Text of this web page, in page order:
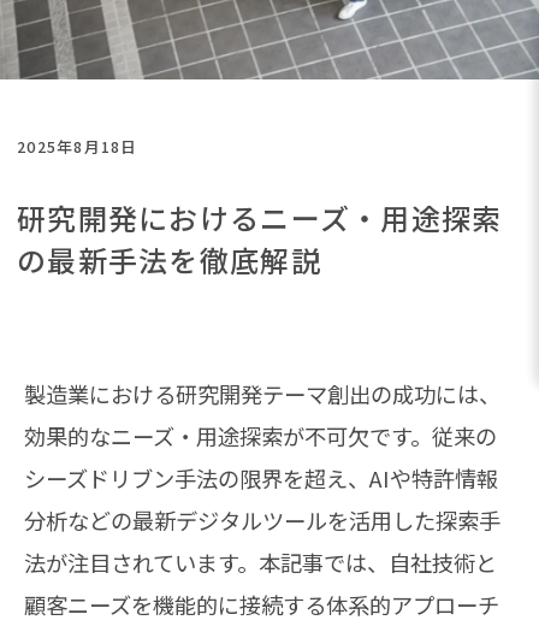
2025年8月18日
研究開発におけるニーズ・用途探索
の最新手法を徹底解説
製造業における研究開発テーマ創出の成功には、
効果的なニーズ・用途探索が不可欠です。従来の
シーズドリブン手法の限界を超え、AIや特許情報
分析などの最新デジタルツールを活用した探索手
法が注目されています。本記事では、自社技術と
顧客ニーズを機能的に接続する体系的アプローチ